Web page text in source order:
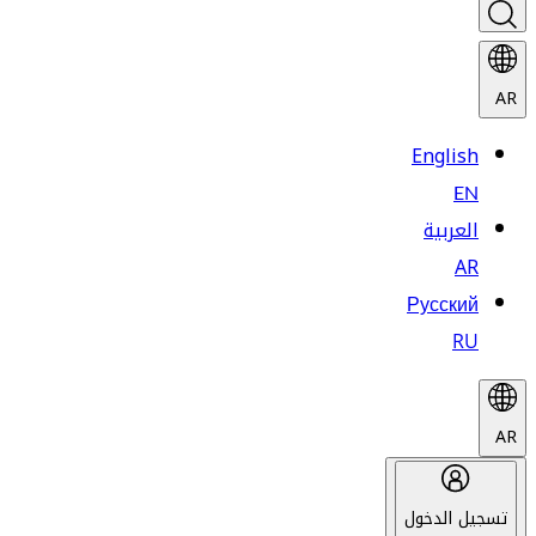
AR
English
EN
العربية
AR
Русский
RU
AR
تسجيل الدخول